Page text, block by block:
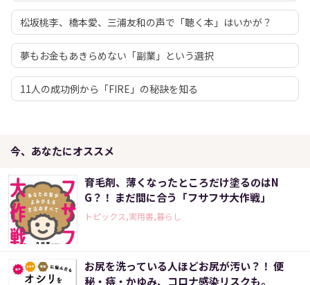
松坂桃李、橋本愛、三浦友和の声で「聴く本」はいかが？
夢もお金もあきらめない「副業」という選択
11人の成功例から「FIRE」の秘訣を知る
今、あなたにオススメ
育毛剤、薄くなったところだけ塗るのはN
G？！ まだ間に合う「フサフサ大作戦」
トピックス,実用書,暮らし
お尻を洗っている人ほどお尻が汚い？！ 便
秘・痔・かゆみ、コロナ感染リスクも。